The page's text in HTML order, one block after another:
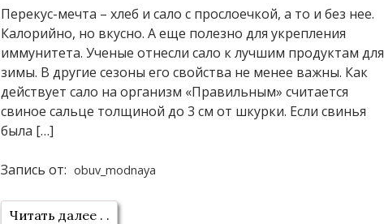
Перекус-мечта – хлеб и сало с прослоечкой, а то и без нее.
Калорийно, но вкусно. А еще полезно для укрепления
иммунитета. Ученые отнесли сало к лучшим продуктам для
зимы. В другие сезоны его свойства не менее важны. Как
действует сало на организм «Правильным» считается
свиное сальце толщиной до 3 см от шкурки. Если свинья
была […]
Запись от: obuv_modnaya
Читать далее . .